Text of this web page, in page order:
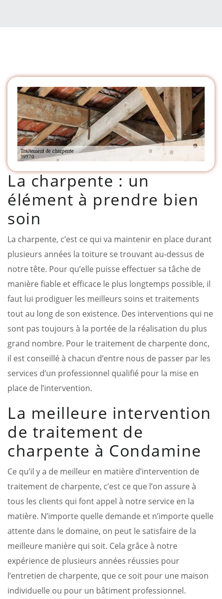
La charpente : un
élément à prendre bien
soin
La charpente, c’est ce qui va maintenir en place durant
plusieurs années la toiture se trouvant au-dessus de
notre tête. Pour qu’elle puisse effectuer sa tâche de
manière fiable et efficace le plus longtemps possible, il
faut lui prodiguer les meilleurs soins et traitements
tout au long de son existence. Des interventions qui ne
sont pas toujours à la portée de la réalisation du plus
grand nombre. Pour le traitement de charpente donc,
il est conseillé à chacun d’entre nous de passer par les
services d’un professionnel qualifié pour la mise en
place de l’intervention.
La meilleure intervention
de traitement de
charpente à Condamine
Ce qu’il y a de meilleur en matière d’intervention de
traitement de charpente, c’est ce que l’on assure à
tous les clients qui font appel à notre service en la
matière. N’importe quelle demande et n’importe quelle
attente dans le domaine, on peut le satisfaire de la
meilleure manière qui soit. Cela grâce à notre
expérience de plusieurs années réussies pour
l’entretien de charpente, que ce soit pour une maison
individuelle ou pour un bâtiment professionnel.